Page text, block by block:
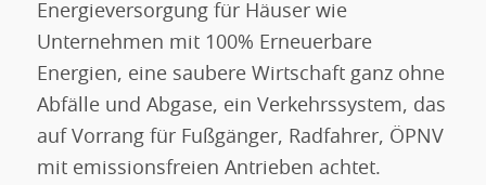
Energieversorgung für Häuser wie
Unternehmen mit 100% Erneuerbare
Energien, eine saubere Wirtschaft ganz ohne
Abfälle und Abgase, ein Verkehrssystem, das
auf Vorrang für Fußgänger, Radfahrer, ÖPNV
mit emissionsfreien Antrieben achtet.